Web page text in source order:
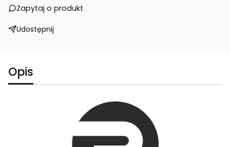
Zapytaj o produkt
Udostępnij
Opis